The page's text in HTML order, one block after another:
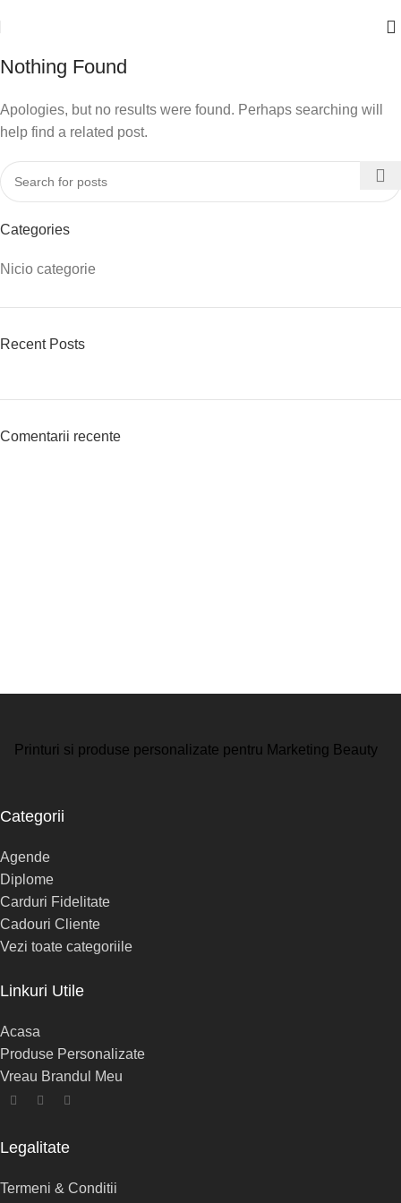
Nothing Found
Apologies, but no results were found. Perhaps searching will
help find a related post.
Categories
Nicio categorie
Recent Posts
Comentarii recente
Printuri si produse personalizate pentru Marketing Beauty
Categorii
Agende
Diplome
Carduri Fidelitate
Cadouri Cliente
Vezi toate categoriile
Linkuri Utile
Acasa
Produse Personalizate
Vreau Brandul Meu
Legalitate
Termeni & Conditii